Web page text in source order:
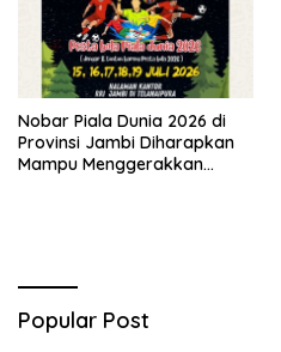
Nobar Piala Dunia 2026 di
Provinsi Jambi Diharapkan
Mampu Menggerakkan
Popular Post